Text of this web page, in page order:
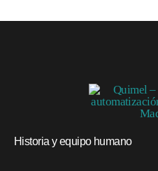
Historia y equipo humano